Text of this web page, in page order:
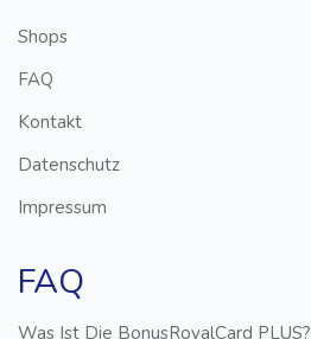
Shops
FAQ
Kontakt
Datenschutz
Impressum
FAQ
Was Ist Die BonusRoyalCard PLUS?